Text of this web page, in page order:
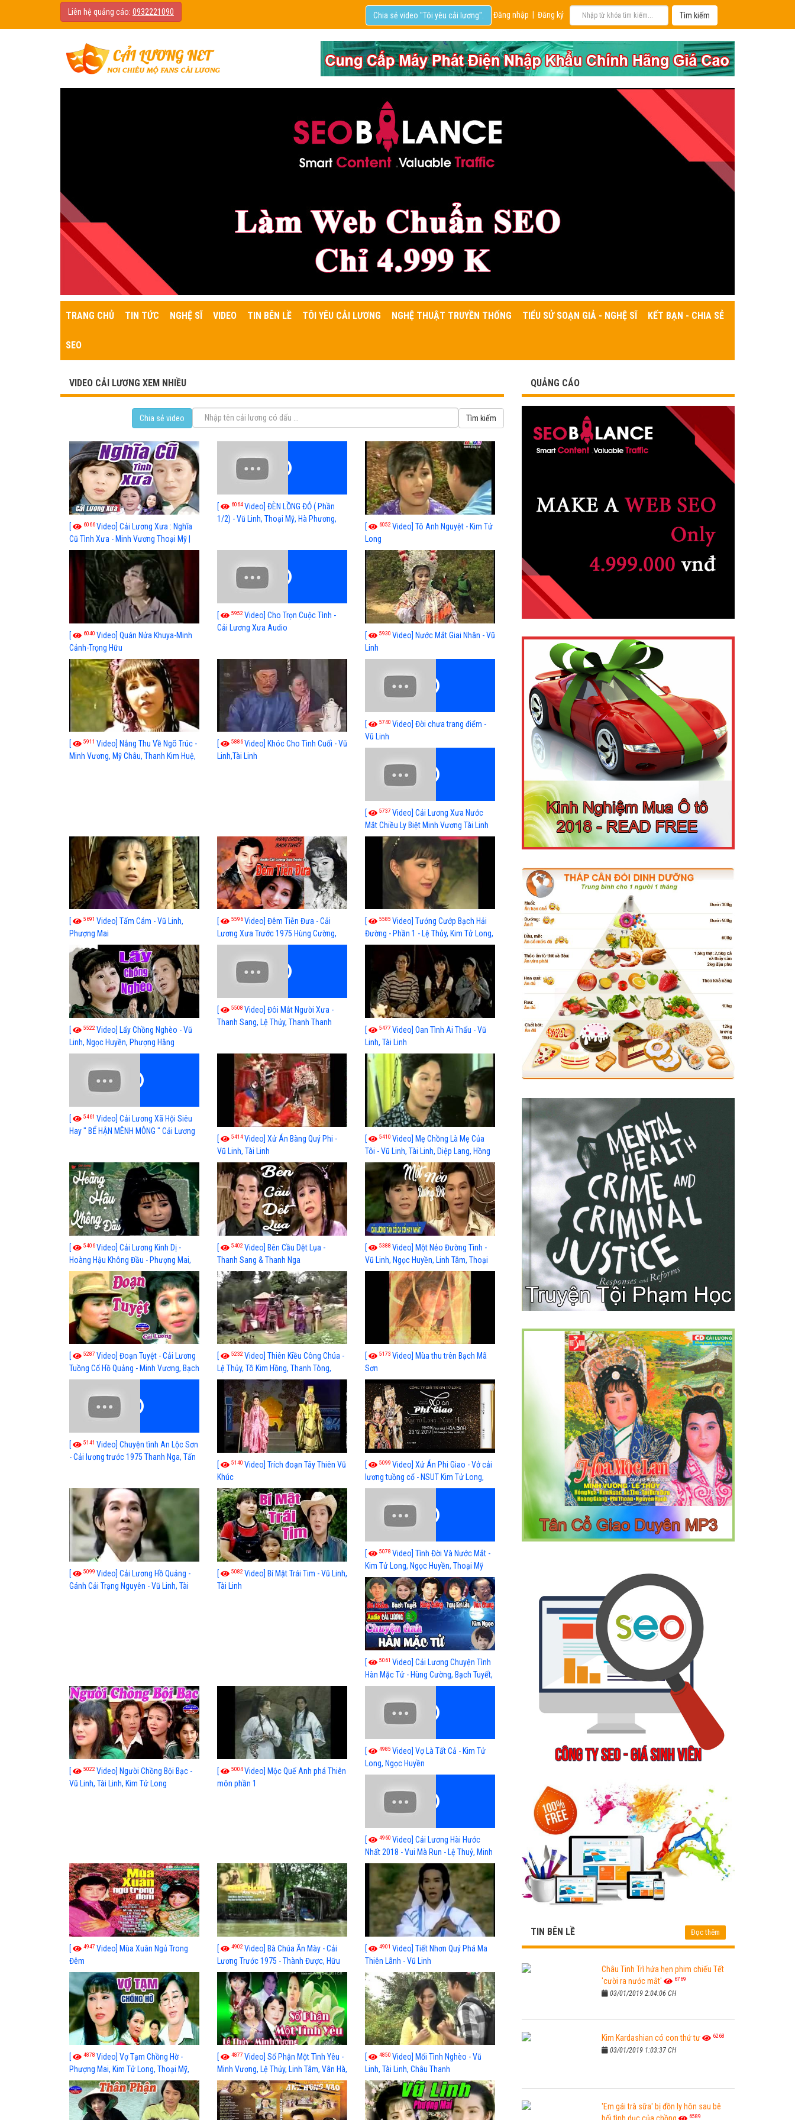
Liên hệ quảng cáo: 0932221090 Đăng nhập Đăng ký
Chia sẻ video "Tôi yêu cải lương".
TRANG CHỦ TIN TỨC NGHỆ SĨ VIDEO TIN BÊN LỀ TÔI YÊU CẢI LƯƠNG NGHỆ THUẬT TRUYỀN THỐNG TIỂU SỬ SOẠN GIẢ - NGHỆ SĨ KẾT BẠN - CHIA SẺ
SEO
VIDEO CẢI LƯƠNG XEM NHIỀU
Chia sẻ video
[ 6066Video] Cải Lương Xưa : Nghĩa
Cũ Tình Xưa - Minh Vương Thoại Mỹ |
cải lương xã hội hay nhất
[ 6064Video] ĐÈN LỒNG ĐỎ ( Phần
1/2) - Vũ Linh, Thoại Mỹ, Hà Phương,
[ 6052 Video] Tô Anh Nguyệt - Kim Tử
Long
[ 6040 Video] Quán Nửa Khuya-Minh
Cảnh-Trọng Hữu
[ 5952 Video] Cho Trọn Cuộc Tình -
Cải Lương Xưa Audio
[ 5930 Video] Nước Mắt Giai Nhân - Vũ
Linh
[ 5911 Video] Nắng Thu Về Ngõ Trúc -
Minh Vương, Mỹ Châu, Thanh Kim Huệ,
[ 5886Video] Khóc Cho Tình Cuối - Vũ
Linh,Tài Linh
[ 5740 Video] Đời chưa trang điểm -
Vũ Linh
[ 5737 Video] Cải Lương Xưa Nước
Mắt Chiều Ly Biệt Minh Vương Tài Linh
cải lương xã hội hay nhất
[ 5691 Video] Tấm Cám - Vũ Linh,
Phượng Mai
[ 5596Video] Đêm Tiễn Đưa - Cải
Lương Xưa Trước 1975 Hùng Cường,
Bạch Tuyết, Út Hiền, Kim Ngọc
[ 5585 Video] Tướng Cướp Bạch Hải
Đường - Phần 1 - Lệ Thủy, Kim Tử Long,
Thanh Thanh Tâm
[ 5522 Video] Lấy Chồng Nghèo - Vũ
Linh, Ngọc Huyền, Phượng Hằng
[ 5508 Video] Đôi Mắt Người Xưa -
Thanh Sang, Lệ Thủy, Thanh Thanh
Thu Phương, Bé Bảo Trân
[ 5477 Video] Oan Tình Ai Thấu - Vũ
Linh, Tài Linh
[ 5461 Video] Cải Lương Xã Hội Siêu
Hay " BỂ HẬN MÊNH MÔNG " Cải Lương
[ 5414Video] Xử Án Bàng Quý Phi -
Vũ Linh, Tài Linh
[ 5410 Video] Mẹ Chồng Là Mẹ Của
Tôi - Vũ Linh, Tài Linh, Diệp Lang, Hồng
Nga
[ 5406Video] Cải Lương Kinh Dị -
Hoàng Hậu Không Đầu - Phượng Mai,
Minh Vương, Thanh Sang
[ 5402 Video] Bên Cầu Dệt Lụa -
Thanh Sang & Thanh Nga
[ 5388 Video] Một Nẻo Đường Tình -
Vũ Linh, Ngọc Huyền, Linh Tâm, Thoại
Mỹ
[ 5287 Video] Đoạn Tuyệt - Cải Lương
Tuồng Cổ Hồ Quảng - Minh Vương, Bạch
Tuyết
[ 5232Video] Thiên Kiều Công Chúa -
Lệ Thủy, Tô Kim Hồng, Thanh Tòng,
Lương Tuấn, Thoại Miêu, Diệp Lang,
Thanh Nguyệt, Nam Hùng, Hữu Tài, Bảo
Trang, Quốc Nhĩ, Trần Thanh, Ngọc
Điệp, Triệu Triệu
[ 5173 Video] Mùa thu trên Bạch Mã
Sơn
[ 5141 Video] Chuyện tình An Lộc Sơn
- Cải lương trước 1975 Thanh Nga, Tấn
[ 5140 Video] Trích đoạn Tây Thiên Vũ
Khúc
[ 5099 Video] Xử Án Phi Giao - Vở cải
lương tuồng cổ - NSUT Kim Tử Long,
Ngọc Huyền
[ 5099 Video] Cải Lương Hồ Quảng -
Gánh Cải Trạng Nguyên - Vũ Linh, Tài
[ 5082 Video] Bí Mật Trái Tim - Vũ Linh,
Tài Linh
[ 5078 Video] Tình Đời Và Nước Mắt -
Kim Tử Long, Ngọc Huyền, Thoại Mỹ
[ 5061 Video] Cải Lương Chuyện Tình
Hàn Mặc Tử - Hùng Cường, Bạch Tuyết,
Út Hiền, Kim Ngọc, Trang Bích Liễu
[ 5022 Video] Người Chồng Bội Bạc -
Vũ Linh, Tài Linh, Kim Tử Long
[ 5004Video] Mộc Quế Anh phá Thiên
môn phần 1
[ 4985 Video] Vợ Là Tất Cả - Kim Tử
Long, Ngọc Huyền
[ 4960 Video] Cải Lương Hài Hước
Nhất 2018 - Vui Mà Run - Lệ Thuỷ, Minh
Phụng, Linh Huệ, Kim Tử Long
[ 4947 Video] Mùa Xuân Ngủ Trong
Đêm
[ 4902 Video] Bà Chúa Ăn Mày - Cải
Lương Trước 1975 - Thành Được, Hữu
Phước, Út Hiền, Ngọc Hương, Mỹ Châu,
Văn Hường
[ 4901 Video] Tiết Nhơn Quý Phá Ma
Thiên Lãnh - Vũ Linh
[ 4878 Video] Vợ Tạm Chồng Hờ -
Phượng Mai, Kim Tử Long, Thoại Mỹ,
Linh Tâm, Hồng Nga, Vũ Luân, Chí Linh,
Giang Thảo, Thanh Hằng, Cẩm Thu,
Thanh Uyên
[ 4877 Video] Số Phận Một Tình Yêu -
Minh Vương, Lệ Thủy, Linh Tâm, Vân Hà,
Hồng Nga
[ 4850 Video] Mối Tình Nghèo - Vũ
Linh, Tài Linh, Châu Thanh
QUẢNG CÁO
TIN BÊN LỀ Đọc thêm
Châu Tinh Trì hứa hẹn phim chiếu Tết
'cười ra nước mắt'
6769
03/01/2019 2:04:06 CH
Kim Kardashian có con thứ tư 6268
03/01/2019 1:03:37 CH
'Em gái trà sữa' bị đồn ly hôn sau bê
6589
Like Fanpage Để Ủng Hộ Chúng Tôi Duy Trì Website
Powered bynetcore.vn